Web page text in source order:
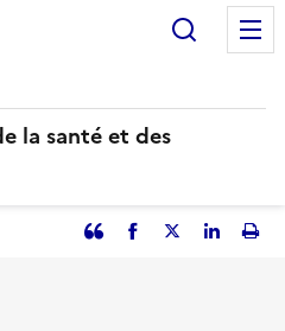
la santé et des
PartagerFacebook
Partager
Partager